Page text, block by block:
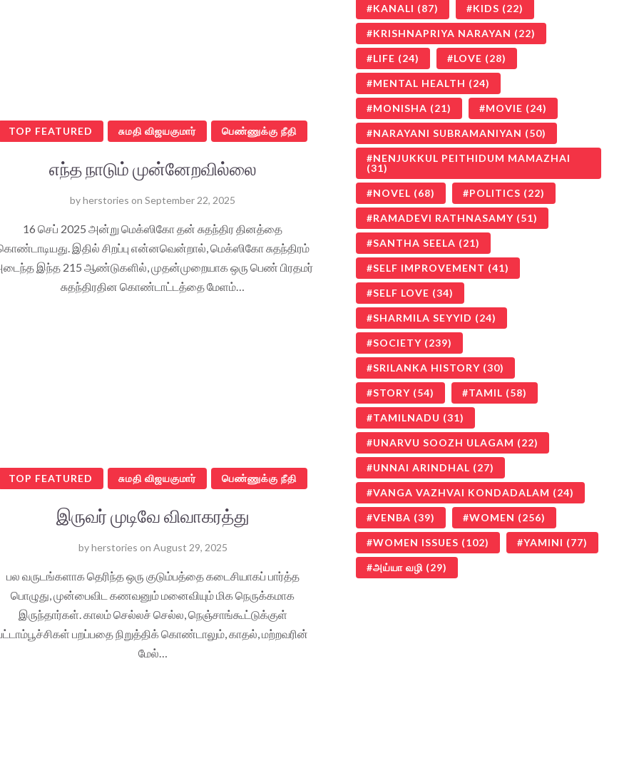
TOP FEATURED சுமதி விஜயகுமார் பெண்ணுக்கு நீதி
எந்த நாடும் முன்னேறவில்லை
byherstories on September 22, 2025
16 செப் 2025 அன்று மெக்ஸிகோ தன் சுதந்திர தினத்தை
இதில் சிறப்பு என்னவென்றால், மெக்ஸிகோ சுதந்திரம்
இந்த 215 ஆண்டுகளில், முதன்முறையாக ஒரு பெண் பிரதமர்
சுதந்திரதின கொண்டாட்டத்தை மேளம்…
TOP FEATURED சுமதி விஜயகுமார் பெண்ணுக்கு நீதி
இருவர் முடிவே விவாகரத்து
byherstories on August 29, 2025
பல வருடங்களாக தெரிந்த ஒரு குடும்பத்தை கடைசியாகப் பார்த்த
பொழுது, முன்பைவிட கணவனும் மனைவியும் மிக நெருக்கமாக
இருந்தார்கள். காலம் செல்லச் செல்ல, நெஞ்சாங்கூட்டுக்குள்
பறப்பதை நிறுத்திக் கொண்டாலும், காதல், மற்றவரின்
மேல்…
KANALI (87) KIDS (22)
KRISHNAPRIYA NARAYAN (22)
LIFE (24) LOVE (28)
MENTAL HEALTH (24)
MONISHA (21) MOVIE (24)
NARAYANI SUBRAMANIYAN (50)
NENJUKKUL PEITHIDUM MAMAZHAI
(31)
NOVEL (68) POLITICS (22)
RAMADEVI RATHNASAMY (51)
SANTHA SEELA (21)
SELF IMPROVEMENT (41)
SELF LOVE (34)
SHARMILA SEYYID (24)
SOCIETY (239)
SRILANKA HISTORY (30)
STORY (54) TAMIL (58)
TAMILNADU (31)
UNARVU SOOZH ULAGAM (22)
UNNAI ARINDHAL (27)
VANGA VAZHVAI KONDADALAM (24)
VENBA (39) WOMEN (256)
WOMEN ISSUES (102) YAMINI (77)
அய்யா வழி (29)